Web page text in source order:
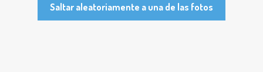
Saltar aleatoriamente a una de las fotos